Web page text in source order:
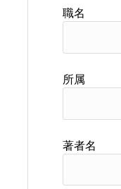
職名
所属
著者名